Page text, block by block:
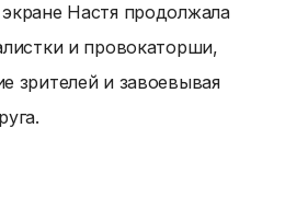
Настя продолжала
и провокаторши,
зрителей и завоевывая